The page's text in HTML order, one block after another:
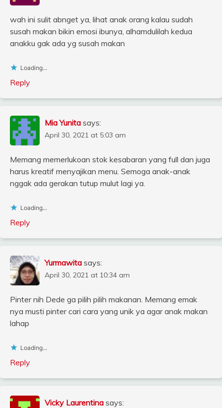
wah ini sulit abnget ya, lihat anak orang kalau sudah
susah makan bikin emosi ibunya, alhamdulilah kedua
anakku gak ada yg susah makan
Loading...
Reply
Mia Yunita says:
April 30, 2021 at 5:03 am
Memang memerlukoan stok kesabaran yang full dan juga
harus kreatif menyajikan menu. Semoga anak-anak
nggak ada gerakan tutup mulut lagi ya.
Loading...
Reply
Yurmawita says:
April 30, 2021 at 10:34 am
Pinter nih Dede ga pilih pilih makanan. Memang emak
nya musti pinter cari cara yang unik ya agar anak makan
lahap
Loading...
Reply
Vicky Laurentina says: